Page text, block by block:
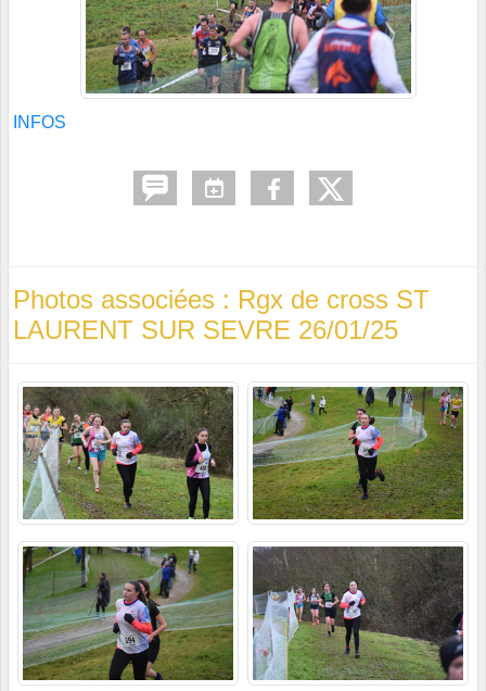
INFOS
Photos associées : Rgx de cross ST
LAURENT SUR SEVRE 26/01/25